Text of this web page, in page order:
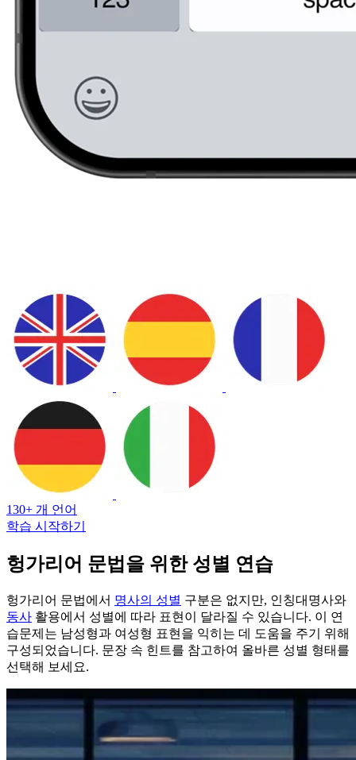
130+ 개 언어
학습 시작하기
헝가리어 문법을 위한 성별 연습
헝가리어 문법에서 명사의 성별 구분은 없지만, 인칭대명사와
동사 활용에서 성별에 따라 표현이 달라질 수 있습니다. 이 연
습문제는 남성형과 여성형 표현을 익히는 데 도움을 주기 위해
구성되었습니다. 문장 속 힌트를 참고하여 올바른 성별 형태를
선택해 보세요.